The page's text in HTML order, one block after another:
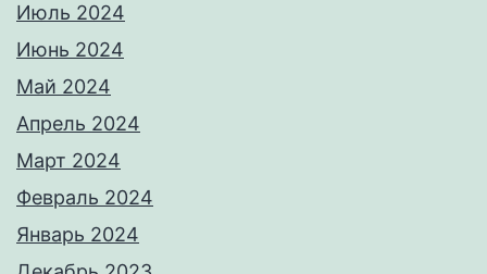
Июль 2024
Июнь 2024
Май 2024
Апрель 2024
Март 2024
Февраль 2024
Январь 2024